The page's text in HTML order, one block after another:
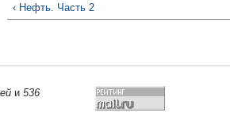
‹ Нефть. Часть 2
и 536